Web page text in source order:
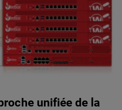
unifiée de la